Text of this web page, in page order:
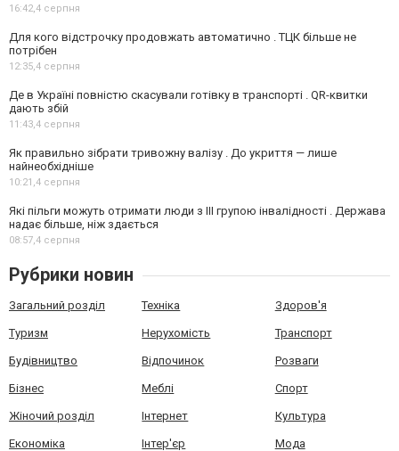
16:42,4 серпня
Для кого відстрочку продовжать автоматично . ТЦК більше не
потрібен
12:35,4 серпня
Де в Україні повністю скасували готівку в транспорті . QR-квитки
дають збій
11:43,4 серпня
Як правильно зібрати тривожну валізу . До укриття — лише
найнеобхідніше
10:21,4 серпня
Які пільги можуть отримати люди з III групою інвалідності . Держава
надає більше, ніж здається
08:57,4 серпня
Рубрики новин
Загальний розділ Техніка Здоров'я
Туризм Нерухомість Транспорт
Будівництво Відпочинок Розваги
Бізнес Меблі Спорт
Жіночий розділ Інтернет Культура
Економіка Інтер'єр Мода